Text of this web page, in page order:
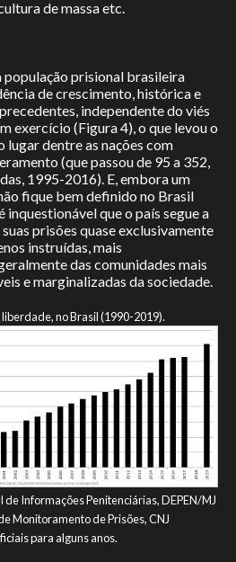
de massa etc.
população prisional brasileira
de crescimento, histórica e
independente do viés
exercício (Figura 4), o que levou o
dentre as nações com
(que passou de 95 a 352,
1995-2016). E, embora um
fique bem definido no Brasil
inquestionável que o país segue a
prisões quase exclusivamente
instruídas, mais
das comunidades mais
e marginalizadas da sociedade.
no Brasil (1990-2019).
Informações Penitenciárias, DEPEN/MJ
Monitoramento de Prisões, CNJ
para alguns anos.